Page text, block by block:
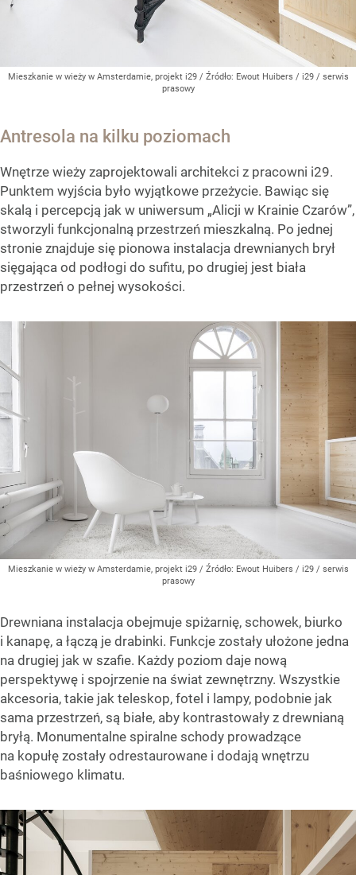
Mieszkanie w wieży w Amsterdamie, projekt i29 / Źródło: Ewout Huibers / i29 / serwis
prasowy
Antresola na kilku poziomach
Wnętrze wieży zaprojektowali architekci z pracowni i29.
Punktem wyjścia było wyjątkowe przeżycie. Bawiąc się
skalą i percepcją jak w uniwersum „Alicji w Krainie Czarów”,
stworzyli funkcjonalną przestrzeń mieszkalną. Po jednej
stronie znajduje się pionowa instalacja drewnianych brył
sięgająca od podłogi do sufitu, po drugiej jest biała
przestrzeń o pełnej wysokości.
Mieszkanie w wieży w Amsterdamie, projekt i29 / Źródło: Ewout Huibers / i29 / serwis
prasowy
Drewniana instalacja obejmuje spiżarnię, schowek, biurko
i kanapę, a łączą je drabinki. Funkcje zostały ułożone jedna
na drugiej jak w szafie. Każdy poziom daje nową
perspektywę i spojrzenie na świat zewnętrzny. Wszystkie
akcesoria, takie jak teleskop, fotel i lampy, podobnie jak
sama przestrzeń, są białe, aby kontrastowały z drewnianą
bryłą. Monumentalne spiralne schody prowadzące
na kopułę zostały odrestaurowane i dodają wnętrzu
baśniowego klimatu.